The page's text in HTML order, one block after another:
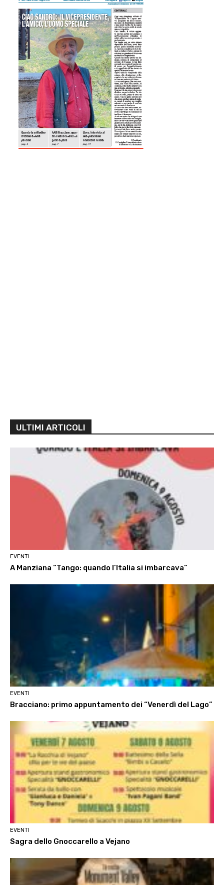
ULTIMI ARTICOLI
EVENTI
A Manziana “Tango: quando l’Italia si imbarcava”
EVENTI
Bracciano: primo appuntamento dei “Venerdì del Lago”
EVENTI
Sagra dello Gnoccarello a Vejano